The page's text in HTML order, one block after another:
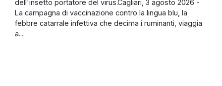
dell'insetto portatore del virus.Cagliari, 3 agosto 2026 -
La campagna di vaccinazione contro la lingua blu, la
febbre catarrale infettiva che decima i ruminanti, viaggia
a...